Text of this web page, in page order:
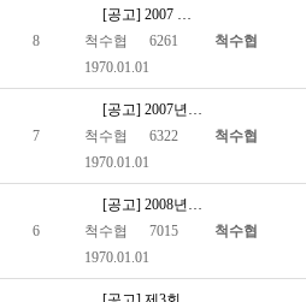
8
[공고] 2007 장애인식개선 콘테스트 『희망의 증거를 보여줘』
척수협
6261
1970.01.01
척수협
7
[공고] 2007년 제2회 영, 호남 장애인탁구대회 개최
척수협
6322
1970.01.01
척수협
6
[공고] 2008년 사회복지공동모금회 배분기준 공고
척수협
7015
1970.01.01
척수협